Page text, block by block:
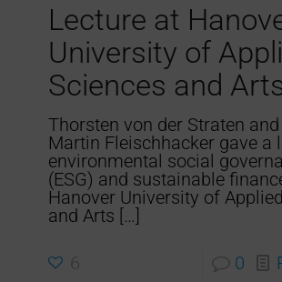
Lecture at
University of
Sciences and
Thorsten von der Straten
Martin Fleischhacker gave a
environmental social
(ESG) and sustainable
Hanover University of
and Arts […]
6 0